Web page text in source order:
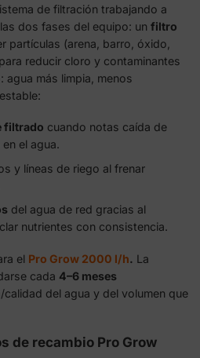
de filtración trabajando a
dos fases del equipo: un filtro
partículas (arena, barro, óxido,
para reducir cloro y contaminantes
agua más limpia, menos
filtrado cuando notas caída de
el agua.
y líneas de riego al frenar
del agua de red gracias al
nutrientes con consistencia.
el Pro Grow 2000 l/h. La
cada 4–6 meses
del agua y del volumen que
de recambio Pro Grow